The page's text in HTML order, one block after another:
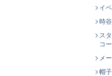
イ
時
ス
コ
メ
帽